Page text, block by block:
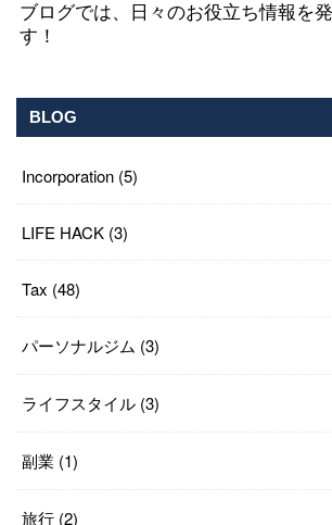
ブログでは、日々のお役立ち情報を
す！
BLOG
Incorporation (5)
LIFE HACK (3)
Tax (48)
パーソナルジム (3)
ライフスタイル (3)
副業 (1)
旅行 (2)